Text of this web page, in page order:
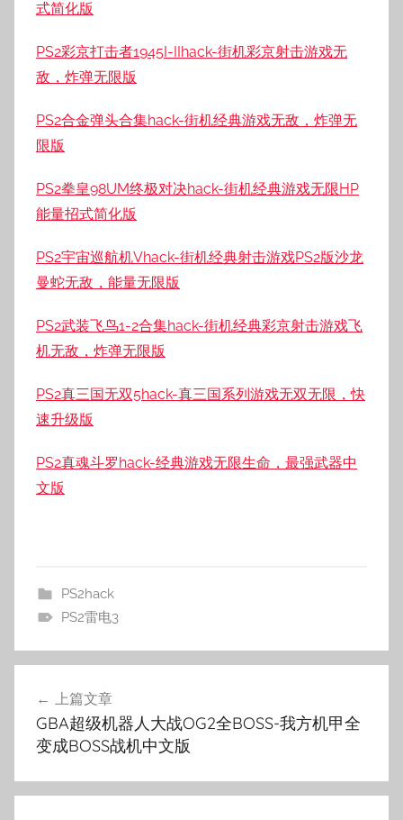
式简化版
PS2彩京打击者1945I-IIhack-街机彩京射击游戏无
敌，炸弹无限版
PS2合金弹头合集hack-街机经典游戏无敌，炸弹无
限版
PS2拳皇98UM终极对决hack-街机经典游戏无限HP
能量招式简化版
PS2宇宙巡航机Vhack-街机经典射击游戏PS2版沙龙
曼蛇无敌，能量无限版
PS2武装飞鸟1-2合集hack-街机经典彩京射击游戏飞
机无敌，炸弹无限版
PS2真三国无双5hack-真三国系列游戏无双无限，快
速升级版
PS2真魂斗罗hack-经典游戏无限生命，最强武器中
文版
PS2hack
PS2雷电3
导
航
上篇文章
GBA超级机器人大战OG2全BOSS-我方机甲全
变成BOSS战机中文版